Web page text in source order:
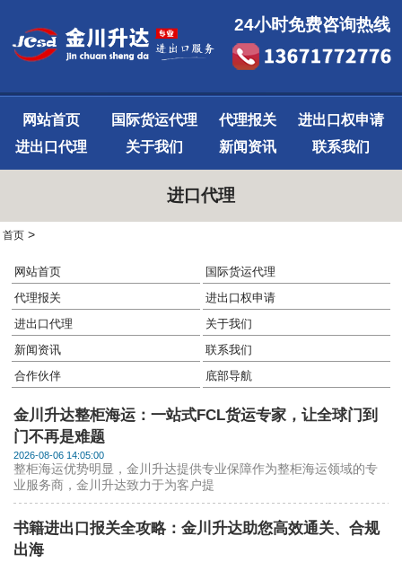
24小时免费咨询热线
网站首页 国际货运代理 代理报关
进出口权申请
进出口代理
关于我们 新闻资讯 联系我们
进口代理
首页 >
网站首页
国际货运代理
代理报关
进出口权申请
进出口代理
关于我们
新闻资讯
联系我们
合作伙伴
底部导航
金川升达整柜海运：一站式FCL货运专家，让全球门到
门不再是难题
2026-08-06 14:05:00
整柜海运优势明显，金川升达提供专业保障作为整柜海运领域的专
业服务商，金川升达致力于为客户提
书籍进出口报关全攻略：金川升达助您高效通关、合规
出海